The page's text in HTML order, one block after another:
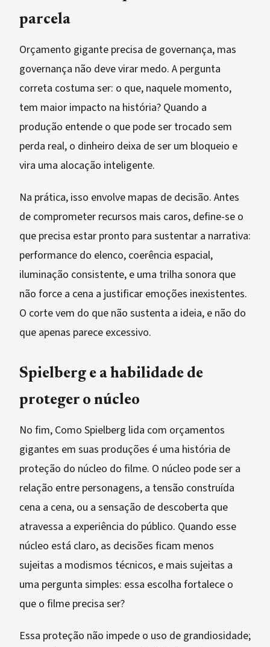
parcela
Orçamento gigante precisa de governança, mas
governança não deve virar medo. A pergunta
correta costuma ser: o que, naquele momento,
tem maior impacto na história? Quando a
produção entende o que pode ser trocado sem
perda real, o dinheiro deixa de ser um bloqueio e
vira uma alocação inteligente.
Na prática, isso envolve mapas de decisão. Antes
de comprometer recursos mais caros, define-se o
que precisa estar pronto para sustentar a narrativa:
performance do elenco, coerência espacial,
iluminação consistente, e uma trilha sonora que
não force a cena a justificar emoções inexistentes.
O corte vem do que não sustenta a ideia, e não do
que apenas parece excessivo.
Spielberg e a habilidade de
proteger o núcleo
No fim, Como Spielberg lida com orçamentos
gigantes em suas produções é uma história de
proteção do núcleo do filme. O núcleo pode ser a
relação entre personagens, a tensão construída
cena a cena, ou a sensação de descoberta que
atravessa a experiência do público. Quando esse
núcleo está claro, as decisões ficam menos
sujeitas a modismos técnicos, e mais sujeitas a
uma pergunta simples: essa escolha fortalece o
que o filme precisa ser?
Essa proteção não impede o uso de grandiosidade;